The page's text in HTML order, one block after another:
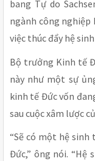
bang Tự do
ngành công nghiệp
việc thúc đẩy hệ
Bộ trưởng Kinh tế
này như một sự
kinh tế Đức vốn
sau cuộc xâm lược
“Sẽ có một hệ sinh
Đức,” ông nói. “Hệ